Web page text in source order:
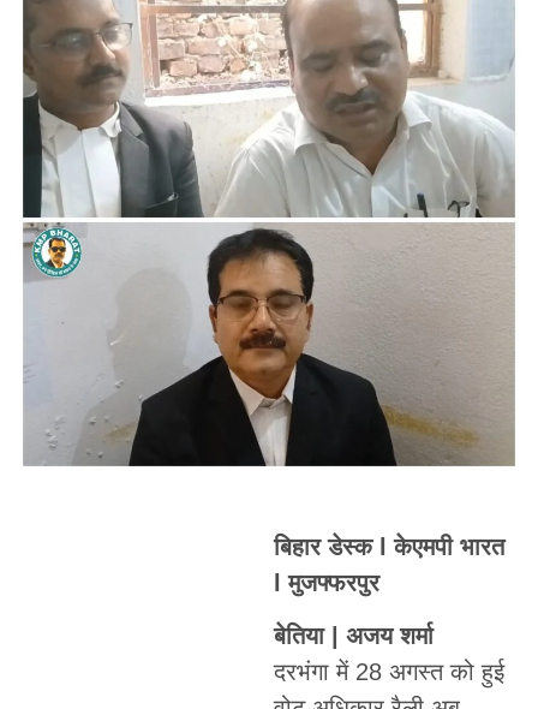
बिहार डेस्क l केएमपी भारत
l मुजफ्फरपुर
बेतिया | अजय शर्मा
दरभंगा में 28 अगस्त को हुई